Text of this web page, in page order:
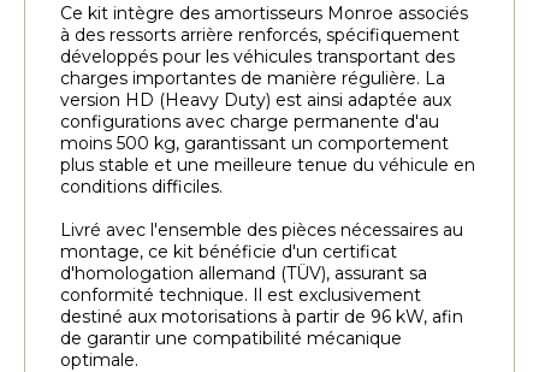
Ce kit intègre des amortisseurs Monroe associés
à des ressorts arrière renforcés, spécifiquement
développés pour les véhicules transportant des
charges importantes de manière régulière. La
version HD (Heavy Duty) est ainsi adaptée aux
configurations avec charge permanente d'au
moins 500 kg, garantissant un comportement
plus stable et une meilleure tenue du véhicule en
conditions difficiles.
Livré avec l'ensemble des pièces nécessaires au
montage, ce kit bénéficie d'un certificat
d'homologation allemand (TÜV), assurant sa
conformité technique. Il est exclusivement
destiné aux motorisations à partir de 96 kW, afin
de garantir une compatibilité mécanique
optimale.